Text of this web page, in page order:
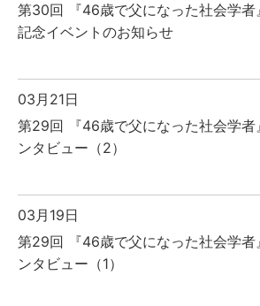
第30回 『46歳で父になった社会学者
記念イベントのお知らせ
03月21日
第29回 『46歳で父になった社会学者
ンタビュー（2）
03月19日
第29回 『46歳で父になった社会学者
ンタビュー（1）